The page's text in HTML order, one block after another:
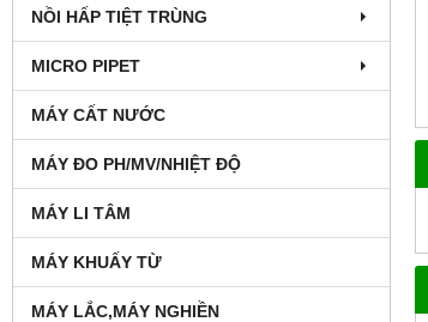
NỒI HẤP TIỆT TRÙNG
MICRO PIPET
MÁY CẤT NƯỚC
MÁY ĐO PH/MV/NHIỆT ĐỘ
MÁY LI TÂM
MÁY KHUẤY TỪ
MÁY LẮC,MÁY NGHIỀN